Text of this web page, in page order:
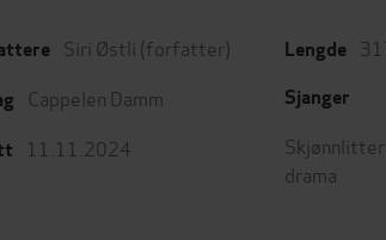
Siri Østli (forfatter)
Cappelen Damm
11.11.2024
Lengde
Sjanger
drama